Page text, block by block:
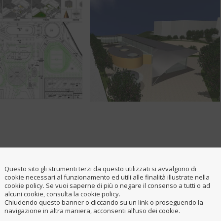
è radicato in semplici e specifici percorsi:
permettendo alle scelte progettuali di essere rifinite nel
Questo sito gli strumenti terzi da questo utilizzati si avvalgono di
cookie necessari al funzionamento ed utili alle finalità illustrate nella
cookie policy. Se vuoi saperne di più o negare il consenso a tutti o ad
alcuni cookie, consulta la cookie policy.
Chiudendo questo banner o cliccando su un link o proseguendo la
navigazione in altra maniera, acconsenti all’uso dei cookie.